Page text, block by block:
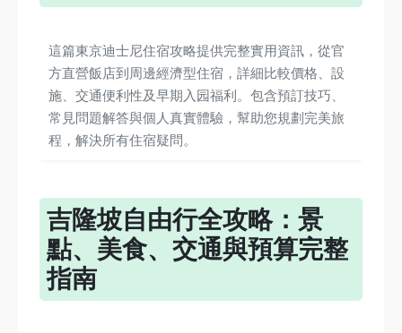
這篇東京迪士尼住宿攻略提供完整實用資訊，從官
方直營飯店到周邊經濟型住宿，詳細比較價格、設
施、交通便利性及早期入园福利。包含預訂技巧、
常見問題解答與個人真實體驗，幫助您規劃完美旅
程，解決所有住宿疑問。
吉隆坡自由行全攻略：景
點、美食、交通與預算完整
指南